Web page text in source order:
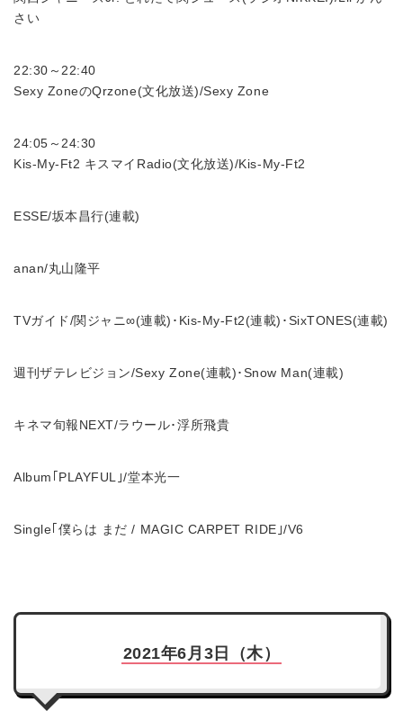
さい
22:30～22:40
Sexy ZoneのQrzone(文化放送)/Sexy Zone
24:05～24:30
Kis-My-Ft2 キスマイRadio(文化放送)/Kis-My-Ft2
ESSE/坂本昌行(連載)
anan/丸山隆平
TVガイド/関ジャニ∞(連載)･Kis-My-Ft2(連載)･SixTONES(連載)
週刊ザテレビジョン/Sexy Zone(連載)･Snow Man(連載)
キネマ旬報NEXT/ラウール･浮所飛貴
Album｢PLAYFUL｣/堂本光一
Single｢僕らは まだ / MAGIC CARPET RIDE｣/V6
2021年6月3日（木）